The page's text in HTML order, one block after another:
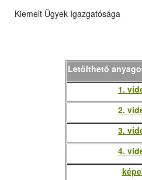
Kiemelt Ügyek Igazgatósága
Letölthető
1.
2.
3.
4.